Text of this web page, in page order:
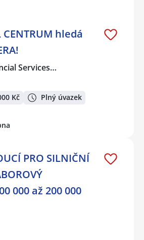
hledá
Services…
Kč Plný úvazek
PRO SILNIČNÍ
000 až 200 000